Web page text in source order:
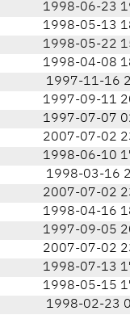
1998-06-23
1998-05-13
1998-05-22
1998-04-08
1997-11-16
1997-09-11
1997-07-07
2007-07-02
1998-06-10
1998-03-16
2007-07-02
1998-04-16
1997-09-05
2007-07-02
1998-07-13
1998-05-15
1998-02-23